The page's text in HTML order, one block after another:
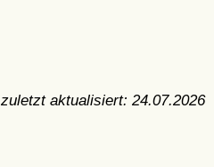
zuletzt aktualisiert: 24.07.2026